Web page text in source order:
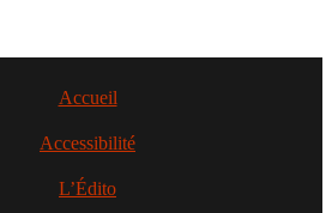
Accueil
Accessibilité
L’Édito